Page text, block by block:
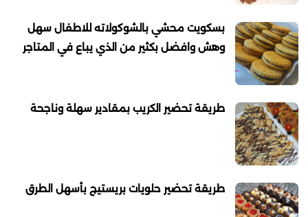
بسكويت محشي بالشوكولاته للاطفال سهل
وهش وافضل بكثير من الذي يباع في المتاجر
طريقة تحضير الكريب بمقادير سهلة وناجحة
طريقة تحضير حلويات بريستيج بأسهل الطرق